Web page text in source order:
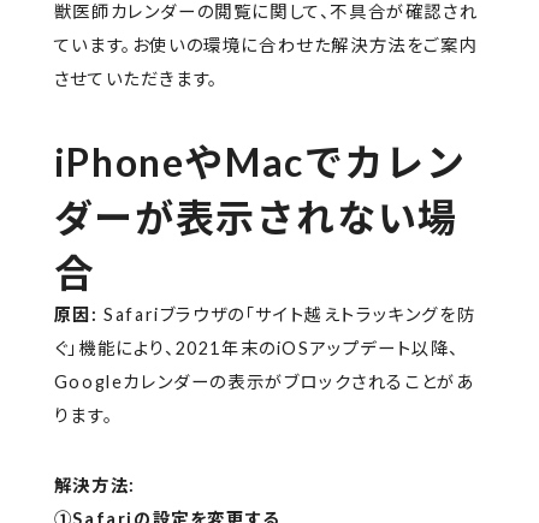
獣医師カレンダーの閲覧に関して、不具合が確認され
ています。お使いの環境に合わせた解決方法をご案内
させていただきます。
iPhoneやMacでカレン
ダーが表示されない場
合
原因: Safariブラウザの「サイト越えトラッキングを防
ぐ」機能により、2021年末のiOSアップデート以降、
Googleカレンダーの表示がブロックされることがあ
ります。
解決方法:
①Safariの設定を変更する